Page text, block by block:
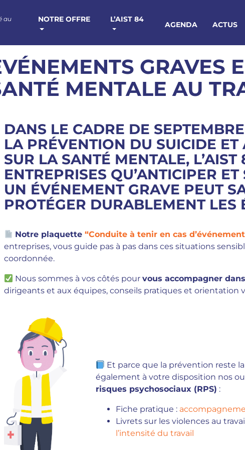
au
NOTRE OFFRE L’AIST 84
AGENDA ACTUS
GRAVES
MENTALE AU
DANS LE CADRE DE
LA PRÉVENTION DU SUICIDE
SUR LA SANTÉ MENTALE,
ENTREPRISES QU’ANTICIPER
UN ÉVÉNEMENT GRAVE PEUT
PROTÉGER DURABLEMENT LES
Notre plaquette“Conduite à tenir en cas
entreprises, vous guide pas à pas dans ces situations
coordonnée.
Nous sommes à vos côtés pourvous accompagner
dirigeants et aux équipes, conseils pratiques et orientation
Et parce que la prévention reste
également à votre disposition nos
risques psychosociaux (RPS) :
Fiche pratique :
Livrets sur les violences au
l’intensité du travail